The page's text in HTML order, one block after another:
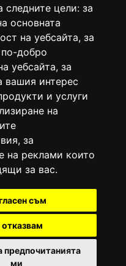
следните цели: за
основната
на уебсайта, за
добро
уебсайта, за
вашия интерес
и услуги
на
, за
на реклами които
за вас.
съм
отказвам
предпочитанията
ми
в националния
(Българска национална
Вяра информационен
със свидетелство за марка